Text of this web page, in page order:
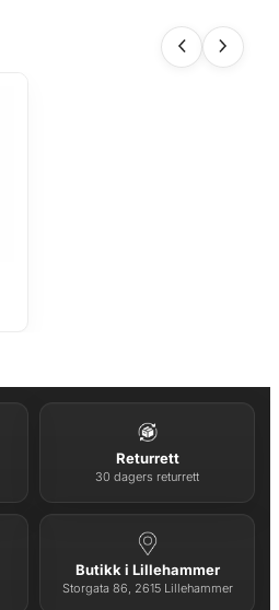
Returrett
30 dagers returrett
Butikk i Lillehammer
Storgata 86, 2615 Lillehammer